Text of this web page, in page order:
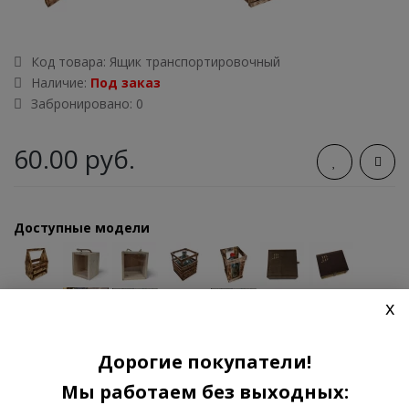
Код товара: Ящик транспортировочный
Наличие: Под заказ
Забронировано: 0
60.00 руб.
Доступные модели
ПРЕДЗАКАЗ
x
Дорогие покупатели!
Мы работаем без выходных: